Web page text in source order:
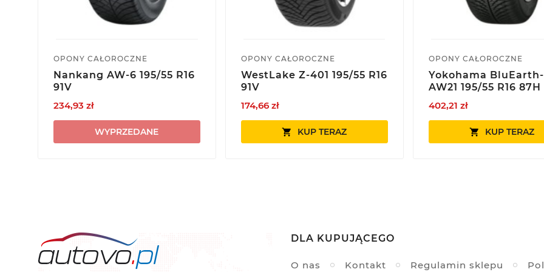
OPONY CAŁOROCZNE
Nankang AW-6 195/55 R16
91V
234,93 zł
WYPRZEDANE
OPONY CAŁOROCZNE
WestLake Z-401 195/55 R16
91V
174,66 zł
 KUP TERAZ
OPONY CAŁOROCZNE
Yokohama
AW21 195/55 R16 87H
402,21 zł
 KUP TERAZ
DLA KUPUJĄCEGO
O nas Kontakt Regulamin sklepu